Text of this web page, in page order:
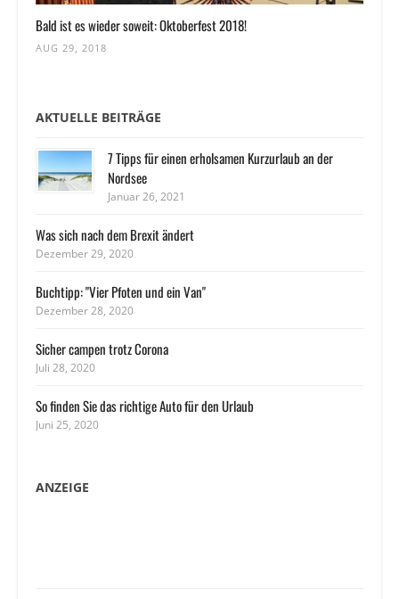
Bald ist es wieder soweit: Oktoberfest 2018!
AUG 29, 2018
AKTUELLE BEITRÄGE
7 Tipps für einen erholsamen Kurzurlaub an der
Nordsee
Januar 26, 2021
Was sich nach dem Brexit ändert
Dezember 29, 2020
Buchtipp: "Vier Pfoten und ein Van"
Dezember 28, 2020
Sicher campen trotz Corona
Juli 28, 2020
So finden Sie das richtige Auto für den Urlaub
Juni 25, 2020
ANZEIGE